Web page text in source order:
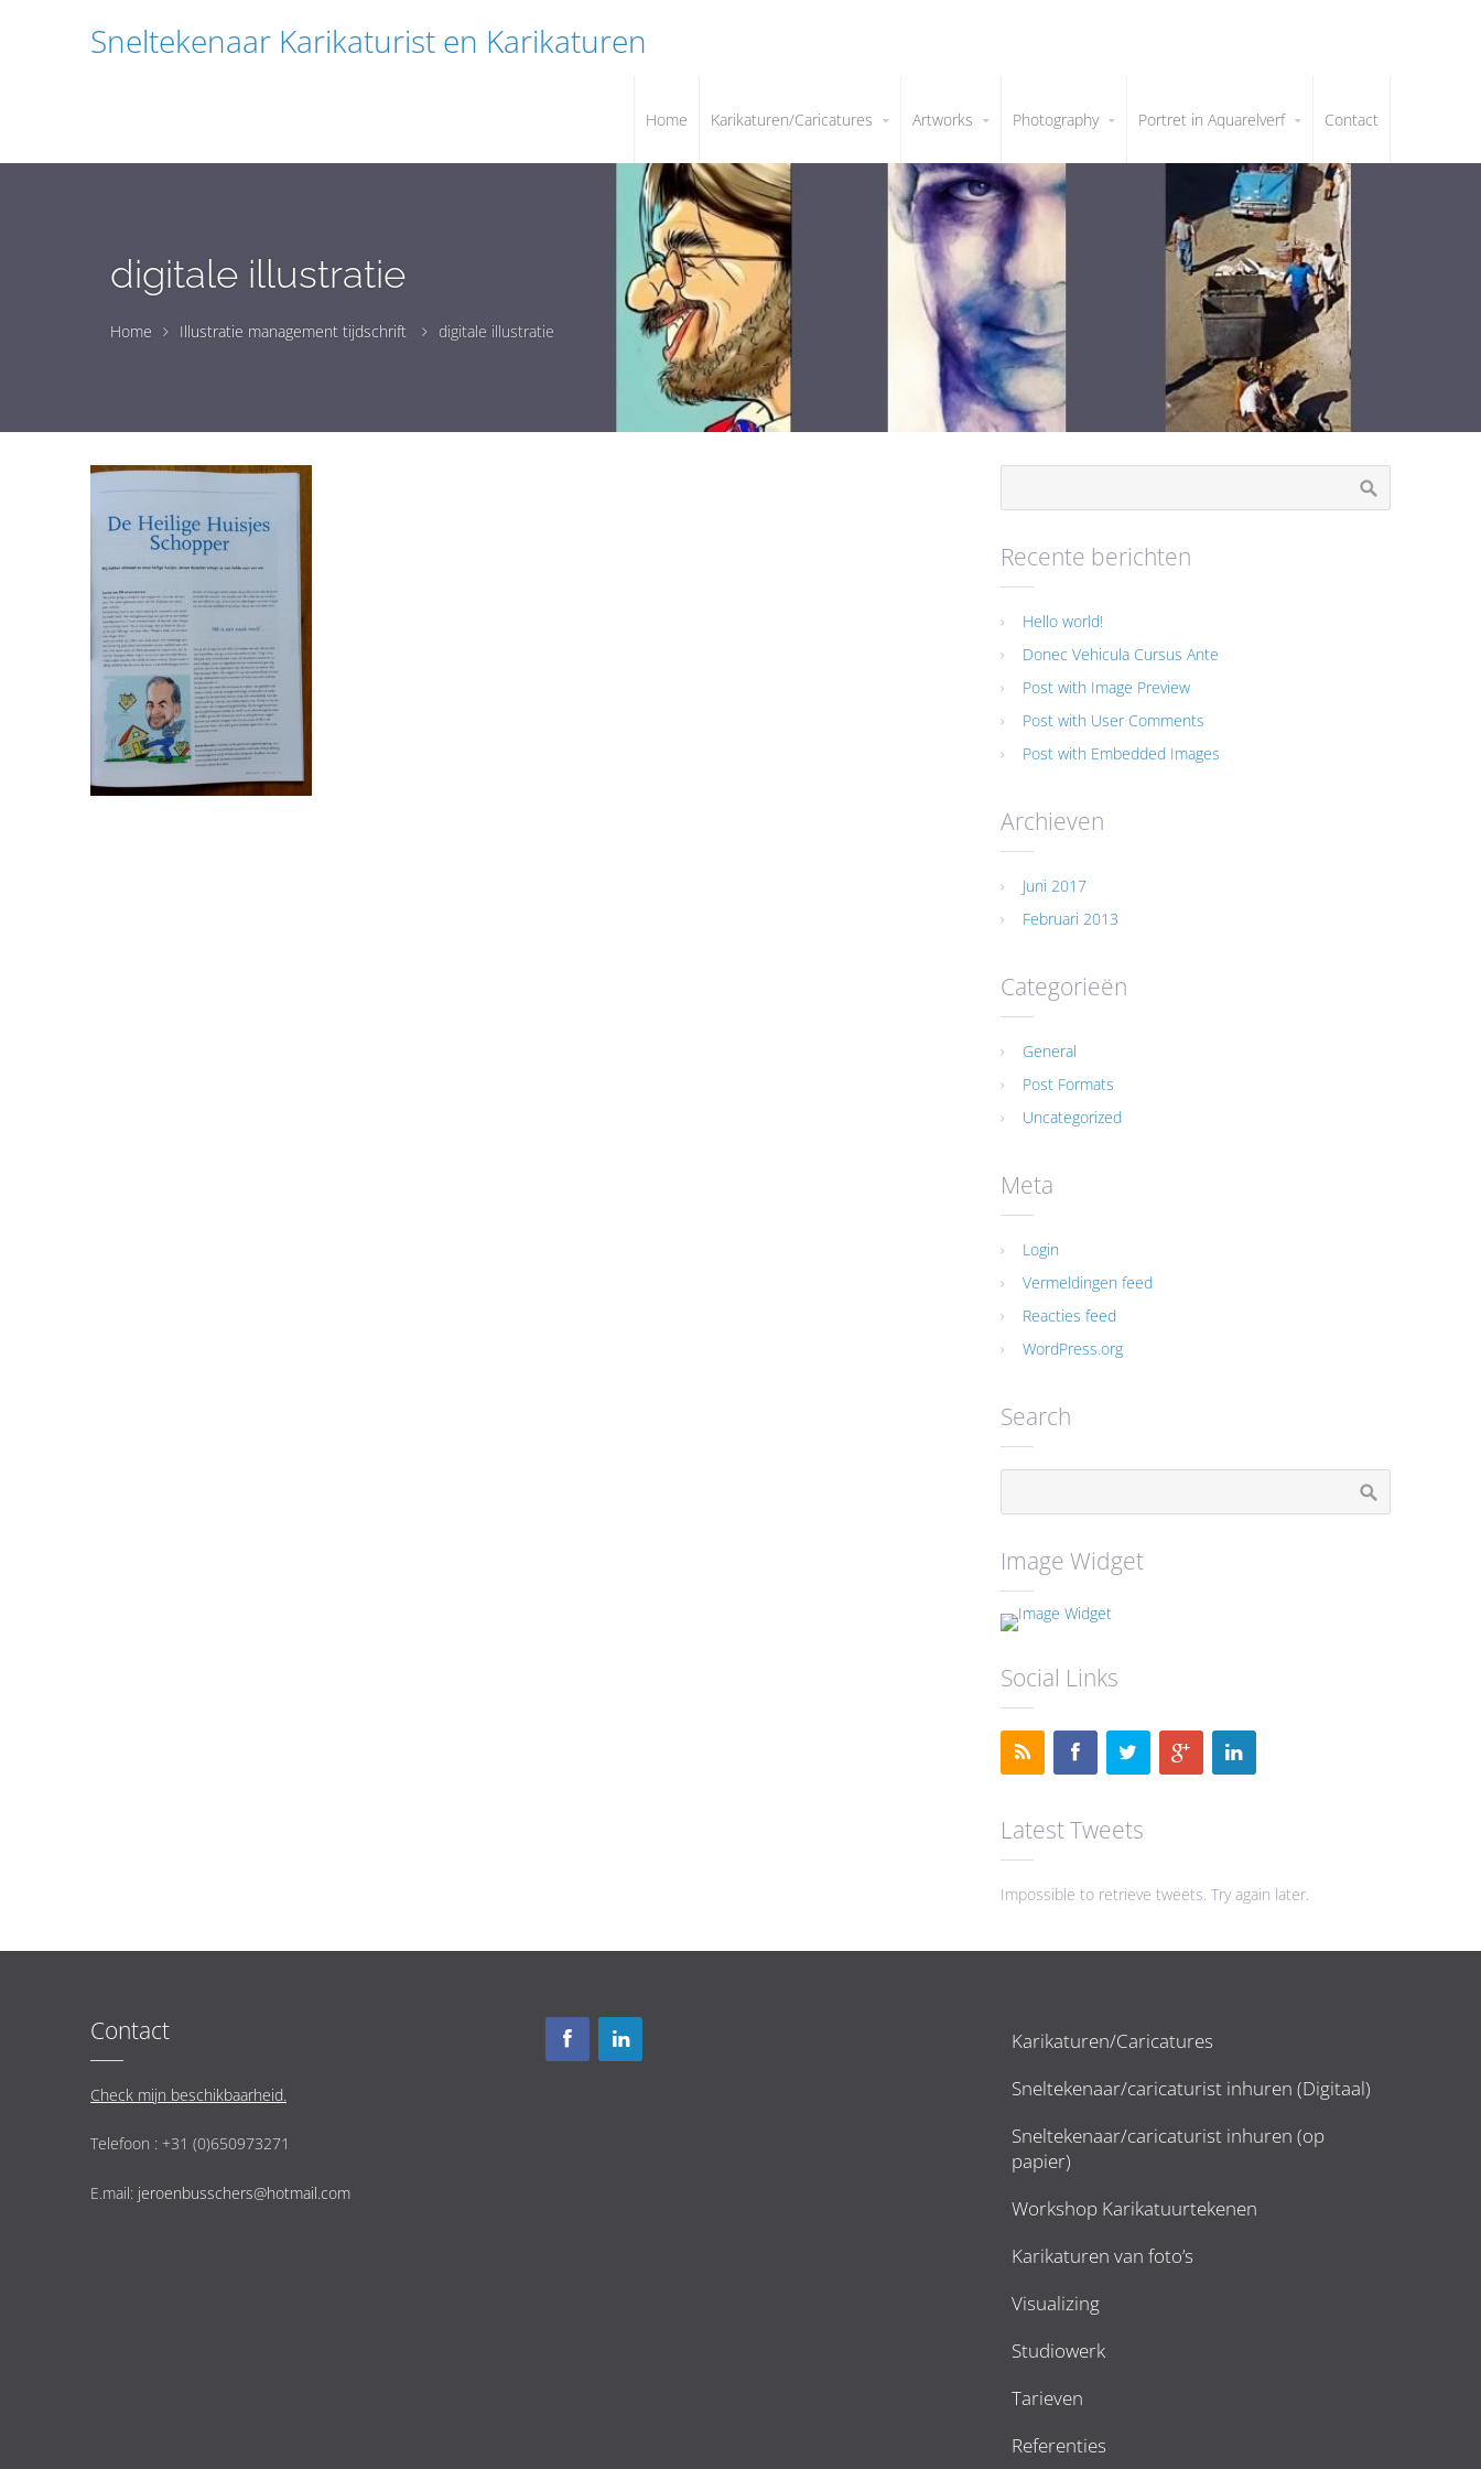
Sneltekenaar Karikaturist en Karikaturen
Home Karikaturen/Caricatures Artworks Photography Portret in Aquarelverf Contact
digitale illustratie
Home Illustratie management tijdschrift digitale illustratie
Recente berichten
Hello world!
Donec Vehicula Cursus Ante
Post with Image Preview
Post with User Comments
Post with Embedded Images
Archieven
Juni 2017
Februari 2013
Categorieën
General
Post Formats
Uncategorized
Meta
Login
Vermeldingen feed
Reacties feed
WordPress.org
Search
Image Widget
Social Links
Latest Tweets
Impossible to retrieve tweets. Try again later.
Contact
Check mijn beschikbaarheid.
Telefoon : +31 (0)650973271
E.mail: jeroenbusschers@hotmail.com
Karikaturen/Caricatures
Sneltekenaar/caricaturist inhuren (Digitaal)
Sneltekenaar/caricaturist inhuren (op
papier)
Workshop Karikatuurtekenen
Karikaturen van foto’s
Visualizing
Studiowerk
Tarieven
Referenties